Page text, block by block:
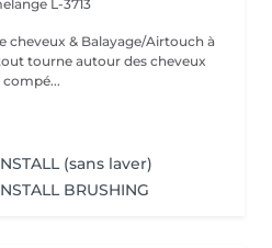
L-3713
cheveux & Balayage/Airtouch à
Notre compé...
(sans laver)
BRUSHING